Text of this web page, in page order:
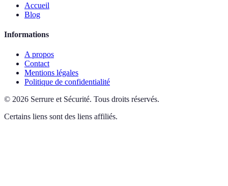
Accueil
Blog
Informations
A propos
Contact
Mentions légales
Politique de confidentialité
© 2026 Serrure et Sécurité. Tous droits réservés.
Certains liens sont des liens affiliés.